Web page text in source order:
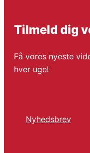
Tilmeld dig
Få vores nyeste
hver uge!
Nyhedsbrev